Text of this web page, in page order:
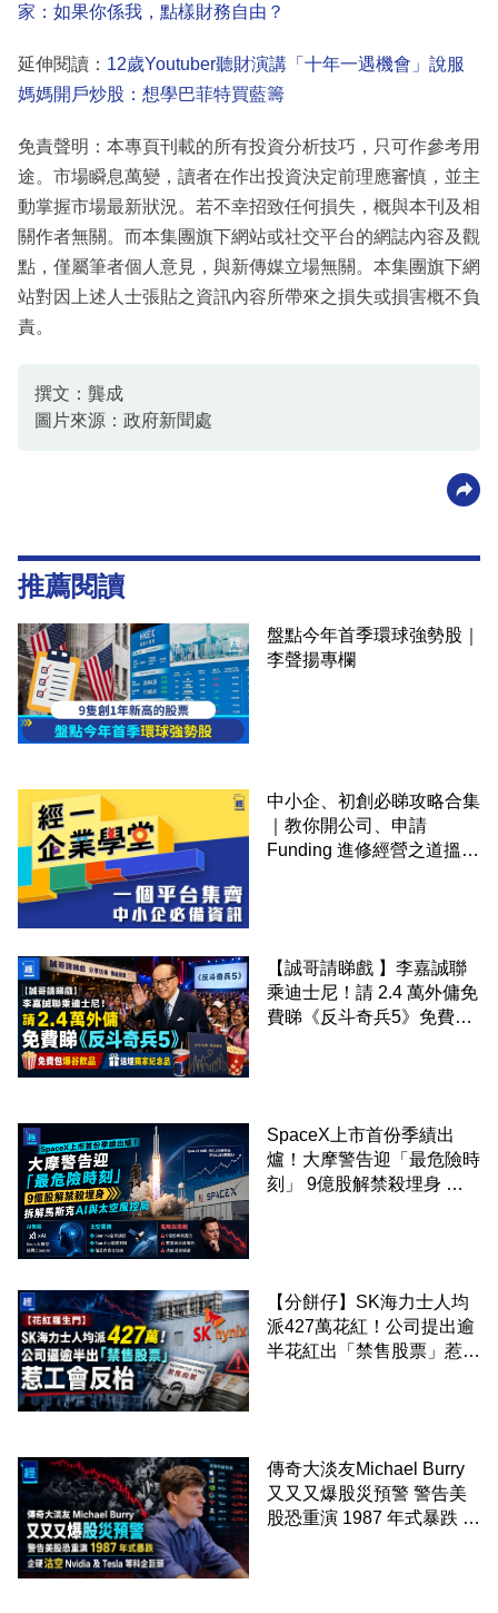
家：如果你係我，點樣財務自由？
延伸閱讀： 12歲Youtuber聽財演講「十年一遇機會」說服
媽媽開戶炒股：想學巴菲特買藍籌
免責聲明：本專頁刊載的所有投資分析技巧，只可作參考用
途。市場瞬息萬變，讀者在作出投資決定前理應審慎，並主
動掌握市場最新狀況。若不幸招致任何損失，概與本刊及相
關作者無關。而本集團旗下網站或社交平台的網誌內容及觀
點，僅屬筆者個人意見，與新傳媒立場無關。本集團旗下網
站對因上述人士張貼之資訊內容所帶來之損失或損害概不負
責。
撰文：龔成
圖片來源：政府新聞處
推薦閱讀
盤點今年首季環球強勢股｜
李聲揚專欄
中小企、初創必睇攻略合集
｜教你開公司、申請
Funding 進修經營之道搵大
【誠哥請睇戲 】李嘉誠聯
乘迪士尼！請 2.4 萬外傭免
費睇《反斗奇兵5》免費包
SpaceX上市首份季績出
爐！大摩警告迎「最危險時
刻」 9億股解禁殺埋身 拆
【分餅仔】SK海力士人均
派427萬花紅！公司提出逾
半花紅出「禁售股票」惹工
傳奇大淡友Michael Burry
又又又爆股災預警 警告美
股恐重演 1987 年式暴跌 企